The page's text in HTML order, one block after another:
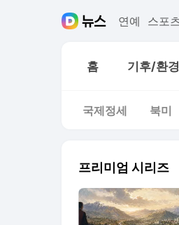
연예 스포
홈 기후/환경
국제정세 북미
프리미엄 시리즈